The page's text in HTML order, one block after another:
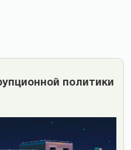
политики